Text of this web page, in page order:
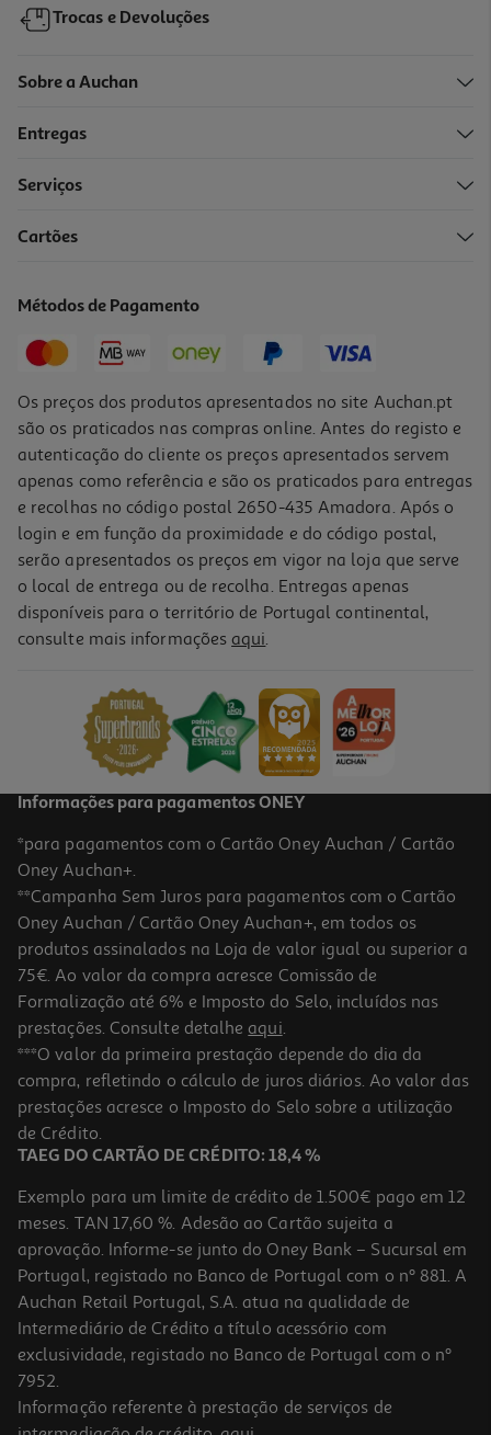
-10%
13,90 € PVP de editor
-10%
Livro Escola De Monstros 5 - O Vampiro Augusto Vai Pregar-Te
PVP de editor
-20%
Livro O Principezinho
4.6 €/un
5,75 € PVP de editor
4,60 €
Trocas e Devoluções
Sobre a Auchan
Entregas
Serviços
Cartões
Métodos de Pagamento
Os preços dos produtos apresentados no site Auchan.pt
são os praticados nas compras online. Antes do registo e
autenticação do cliente os preços apresentados servem
apenas como referência e são os praticados para entregas
e recolhas no código postal 2650-435 Amadora. Após o
login e em função da proximidade e do código postal,
serão apresentados os preços em vigor na loja que serve
o local de entrega ou de recolha. Entregas apenas
disponíveis para o território de Portugal continental,
consulte mais informações aqui.
Informações para pagamentos ONEY
*para pagamentos com o Cartão Oney Auchan / Cartão
Oney Auchan+.
**Campanha Sem Juros para pagamentos com o Cartão
Oney Auchan / Cartão Oney Auchan+, em todos os
produtos assinalados na Loja de valor igual ou superior a
75€. Ao valor da compra acresce Comissão de
Formalização até 6% e Imposto do Selo, incluídos nas
prestações. Consulte detalhe aqui.
***O valor da primeira prestação depende do dia da
compra, refletindo o cálculo de juros diários. Ao valor das
prestações acresce o Imposto do Selo sobre a utilização
de Crédito.
TAEG DO CARTÃO DE CRÉDITO: 18,4 %
Exemplo para um limite de crédito de 1.500€ pago em 12
meses. TAN 17,60 %. Adesão ao Cartão sujeita a
aprovação. Informe-se junto do Oney Bank – Sucursal em
Portugal, registado no Banco de Portugal com o nº 881. A
Auchan Retail Portugal, S.A. atua na qualidade de
Intermediário de Crédito a título acessório com
exclusividade, registado no Banco de Portugal com o nº
7952.
Informação referente à prestação de serviços de